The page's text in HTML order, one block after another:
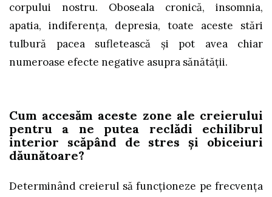
corpului nostru. Oboseala cronică, insomnia,
apatia, indiferența, depresia, toate aceste stări
tulbură pacea sufletească și pot avea chiar
numeroase efecte negative asupra sănătății.
Cum accesăm aceste zone ale creierului
pentru a ne putea reclădi echilibrul
interior scăpând de stres și obiceiuri
dăunătoare?
Determinând creierul să funcționeze pe frecvența